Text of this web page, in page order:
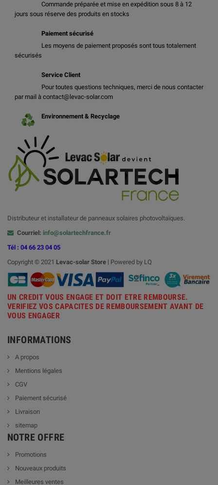
Commande préparée et mise en expédition sous 8 à 12
jours sous réserve des produits en stocks
Paiement sécurisé
Les moyens de paiement proposés sont tous totalement
sécurisés
Service Client
Pour toutes questions techniques, merci de nous contacter
par mail à contact@levac-solar.com
Environnement & Recyclage
Distributeur et installateur de panneaux solaires photovoltaïques.
Courriel: info@solartechfrance.fr
Tél : 04 66 23 04 05
Copyright © 2021 Levac-solar Store | Powered by LQ
UN CREDIT VOUS ENGAGE ET DOIT ETRE REMBOURSE.
VERIFIEZ VOS CAPACITES DE REMBOURSEMENT AVANT DE
VOUS ENGAGER
INFORMATIONS
A propos
Mentions légales
CGV
Paiement sécurisé
Livraison
sitemap
NOTRE OFFRE
Promotions
Nouveaux produits
Meilleures ventes